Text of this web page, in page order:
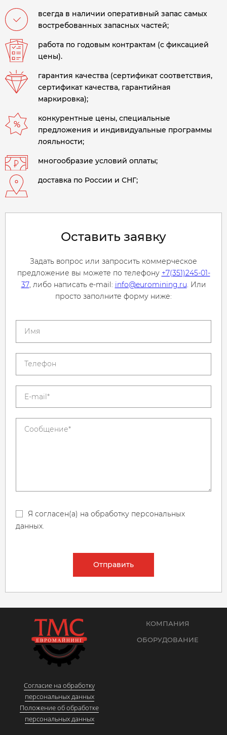
всегда в наличии оперативный запас самых
востребованных запасных частей;
работа по годовым контрактам (с фиксацией
цены).
гарантия качества (сертификат соответствия,
сертификат качества, гарантийная
маркировка);
конкурентные цены, специальные
предложения и индивидуальные программы
лояльности;
многообразие условий оплаты;
доставка по России и СНГ;
Оставить заявку
Задать вопрос или запросить коммерческое
предложение вы можете по телефону +7(351)245-01-
37, либо написать e-mail: info@euromining.ru. Или
просто заполните форму ниже:
Я согласен(а) на обработку персональных
данных.
Отправить
Согласие на обработку
персональных данных
Положение об обработке
персональных данных
КОМПАНИЯ
ОБОРУДОВАНИЕ